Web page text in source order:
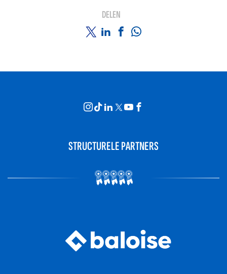
DELEN
STRUCTURELE PARTNERS